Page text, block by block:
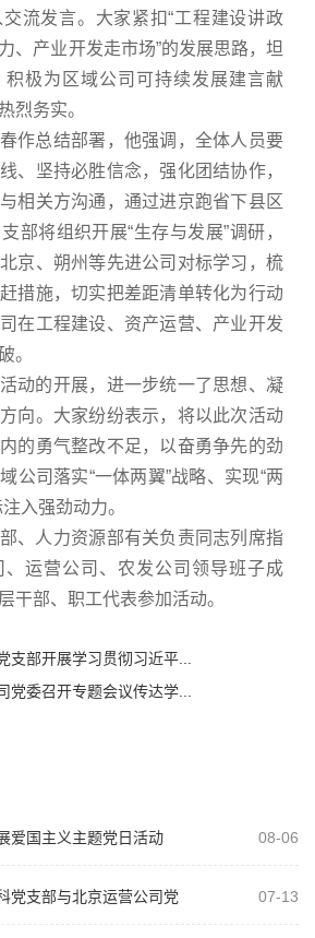
流发言。大家紧扣“工程建设讲政
、产业开发走市场”的发展思路，坦
极为区域公司可持续发展建言献
烈务实。
作总结部署，他强调，全体人员要
、坚持必胜信念，强化团结协作，
相关方沟通，通过进京跑省下县区
部将组织开展“生存与发展”调研，
京、朔州等先进公司对标学习，梳
措施，切实把差距清单转化为行动
在工程建设、资产运营、产业开发
。
动的开展，进一步统一了思想、凝
向。大家纷纷表示，将以此次活动
的勇气整改不足，以奋勇争先的劲
公司落实“一体两翼”战略、实现“两
入强劲动力。
、人力资源部有关负责同志列席指
、运营公司、农发公司领导班子成
干部、职工代表参加活动。
支部开展学习贯彻习近平...
党委召开专题会议传达学...
爱国主义主题党日活动 08-06
党支部与北京运营公司党
07-13